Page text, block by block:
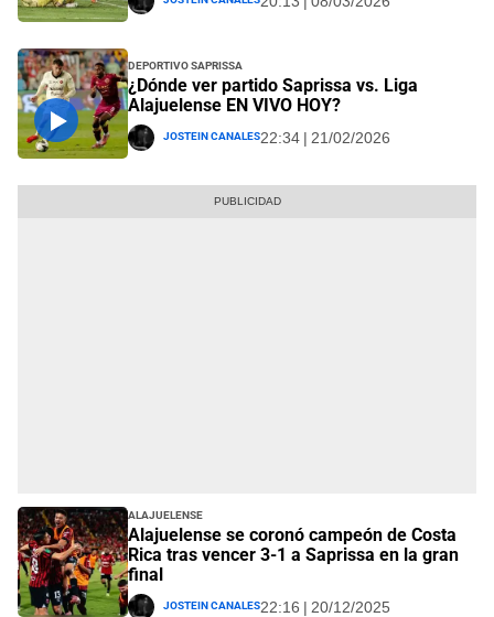
Deportivo Saprissa
¿Dónde ver partido Saprissa vs. Liga
Alajuelense EN VIVO HOY?
Jostein Canales22:34 | 21/02/2026
Alajuelense
Alajuelense se coronó campeón de Costa
Rica tras vencer 3-1 a Saprissa en la gran
final
Jostein Canales22:16 | 20/12/2025